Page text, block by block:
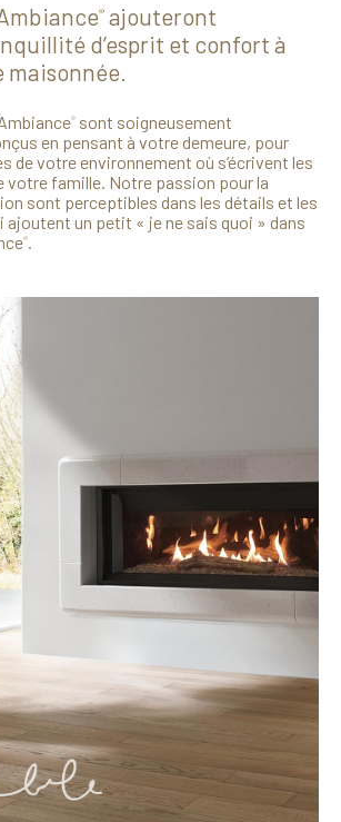
® ajouteront
d’esprit et confort à
maisonnée.
® sont soigneusement
en pensant à votre demeure, pour
de votre environnement où s’écrivent les
votre famille. Notre passion pour la
sont perceptibles dans les détails et les
un petit « je ne sais quoi » dans
®